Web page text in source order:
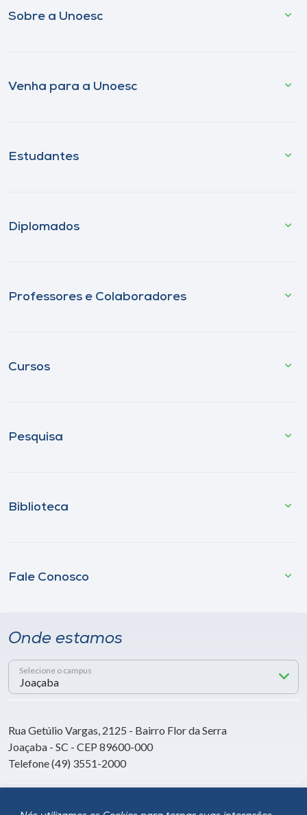
Sobre a Unoesc
Venha para a Unoesc
Estudantes
Diplomados
Professores e Colaboradores
Cursos
Pesquisa
Biblioteca
Fale Conosco
Onde estamos
Selecione o campus
Rua Getúlio Vargas, 2125 - Bairro Flor da Serra
Joaçaba - SC - CEP 89600-000
Telefone (49) 3551-2000
Siga a Unoesc